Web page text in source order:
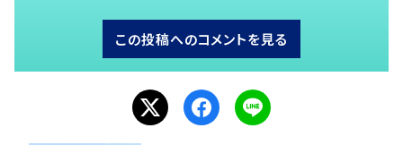
この投稿へのコメントを見る